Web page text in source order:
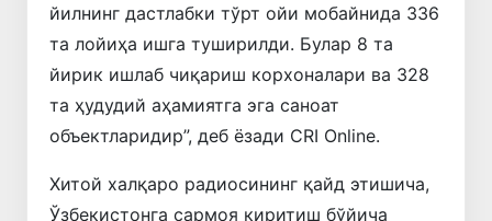
йилнинг дастлабки тўрт ойи мобайнида 336
та лойиҳа ишга туширилди. Булар 8 та
йирик ишлаб чиқариш корхоналари ва 328
та ҳудудий аҳамиятга эга саноат
объектларидир”, деб ёзади CRI Online.
Хитой халқаро радиосининг қайд этишича,
Ўзбекистонга сармоя киритиш бўйича